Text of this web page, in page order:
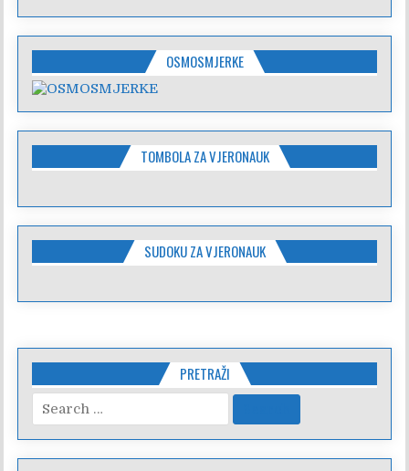
OSMOSMJERKE
TOMBOLA ZA VJERONAUK
SUDOKU ZA VJERONAUK
PRETRAŽI
Search
for: